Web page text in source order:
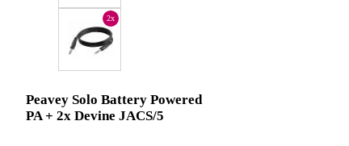
2x
Peavey Solo Battery Powered
PA + 2x Devine JACS/5